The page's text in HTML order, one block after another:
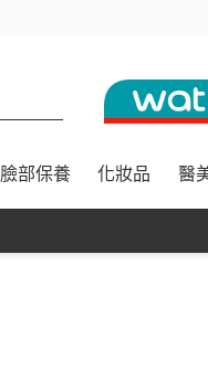
臉部保養 化妝品 醫